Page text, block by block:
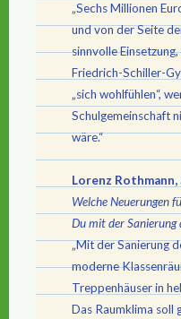
„Sechs Millionen
und von der Seite
sinnvolle
Friedrich-Schiller-
„sich wohlfühlen“,
Schulgemeinschaft
wäre.“
Lorenz Rothmann,
Welche Neuerungen
Du mit der Sanierung
„Mit der Sanierung
moderne
Treppenhäuser in
Das Raumklima soll